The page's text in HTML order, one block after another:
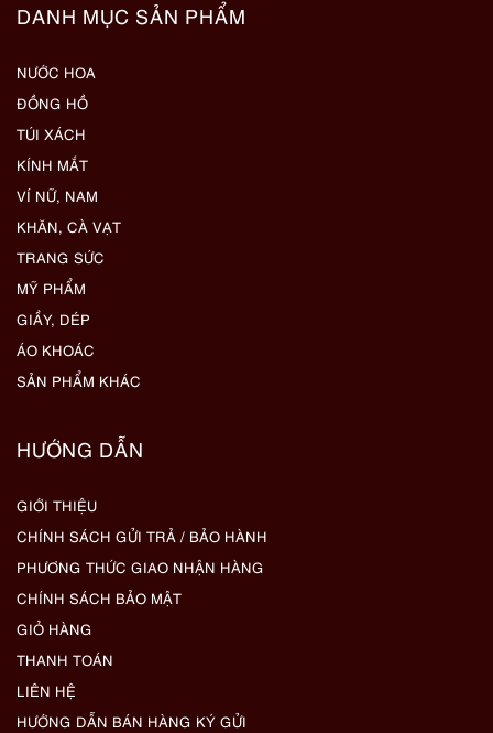
DANH MỤC SẢN PHẨM
NƯỚC HOA
ĐỒNG HỒ
TÚI XÁCH
KÍNH MẮT
VÍ NỮ, NAM
KHĂN, CÀ VẠT
TRANG SỨC
MỸ PHẨM
GIẦY, DÉP
ÁO KHOÁC
SẢN PHẨM KHÁC
HƯỚNG DẪN
GIỚI THIỆU
CHÍNH SÁCH GỬI TRẢ / BẢO HÀNH
PHƯƠNG THỨC GIAO NHẬN HÀNG
CHÍNH SÁCH BẢO MẬT
GIỎ HÀNG
THANH TOÁN
LIÊN HỆ
HƯỚNG DẪN BÁN HÀNG KÝ GỬI